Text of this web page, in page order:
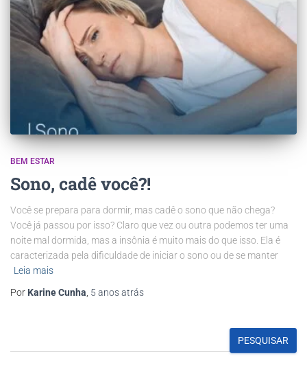
BEM ESTAR
Sono, cadê você?!
Você se prepara para dormir, mas cadê o sono que não chega?
Você já passou por isso? Claro que vez ou outra podemos ter uma
noite mal dormida, mas a insônia é muito mais do que isso. Ela é
caracterizada pela dificuldade de iniciar o sono ou de se manter
Leia mais
Por Karine Cunha 5 anosatrás
PESQUISAR